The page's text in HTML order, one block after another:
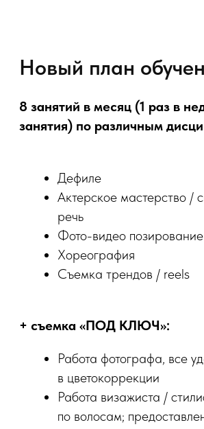
8 занятий в месяц (1 раз в неделю по 2
Дефиле
Хореография
Съемка трендов / reels
+ съемка «ПОД КЛЮЧ»:
Работа фотографа, все удачные кадры
в цветокоррекции
Работа визажиста / стилиста
Фотостудия и все необходимое
реквизит
Помощь с позигом, работа
с координатором
Команда VISION подготовила